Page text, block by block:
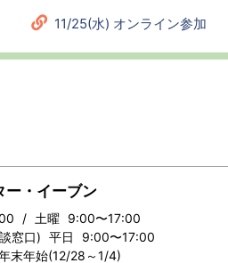
11/25(水) オンライン参加
ー・イーブン
/ 土曜 9:00〜17:00
談窓口) 平日 9:00〜17:00
年始(12/28～1/4)